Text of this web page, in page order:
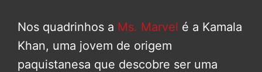
Nos quadrinhos a Ms. Marvel é a Kamala
Khan, uma jovem de origem
paquistanesa que descobre ser uma